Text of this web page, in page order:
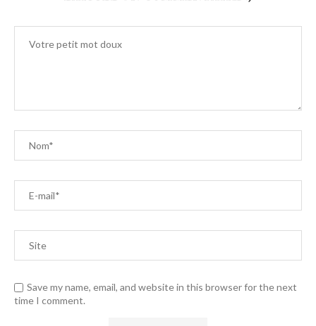
Save my name, email, and website in this browser for the next
time I comment.